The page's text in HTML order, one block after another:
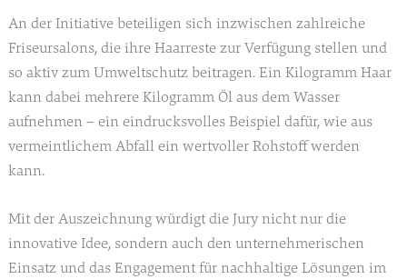
An der Initiative beteiligen sich inzwischen zahlreiche
Friseursalons, die ihre Haarreste zur Verfügung stellen und
so aktiv zum Umweltschutz beitragen. Ein Kilogramm Haar
kann dabei mehrere Kilogramm Öl aus dem Wasser
aufnehmen – ein eindrucksvolles Beispiel dafür, wie aus
vermeintlichem Abfall ein wertvoller Rohstoff werden
kann.
Mit der Auszeichnung würdigt die Jury nicht nur die
innovative Idee, sondern auch den unternehmerischen
Einsatz und das Engagement für nachhaltige Lösungen im